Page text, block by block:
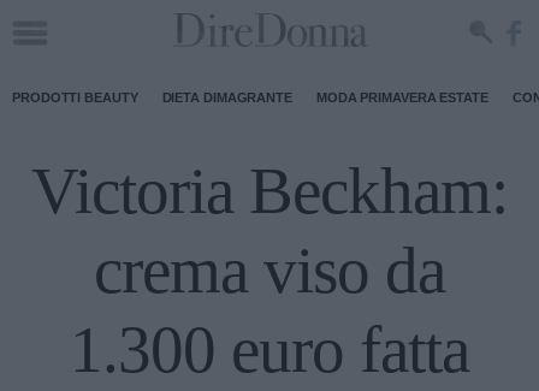
PRODOTTI BEAUTY DIETA DIMAGRANTE MODA PRIMAVERA ESTATE
Victoria Beckham:
crema viso da
1.300 euro fatta